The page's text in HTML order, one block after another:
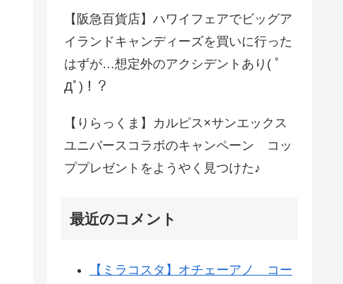
【阪急百貨店】ハワイフェアでビッグア
イランドキャンディーズを買いに行った
はずが…想定外のアクシデントあり( ﾟ
Дﾟ)！？
【りらっくま】カルピス×サンエックス
ユニバースコラボのキャンペーン コッ
ププレゼントをようやく見つけた♪
最近のコメント
【ミラコスタ】オチェーアノ コー